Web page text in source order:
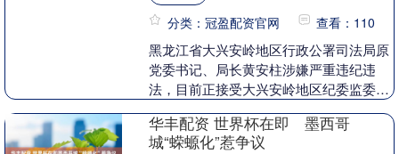
分类：冠盈配资官网 查看：110
黑龙江省大兴安岭地区行政公署司法局原
党委书记、局长黄安柱涉嫌严重违纪违
法，目前正接受大兴安岭地区纪委监委纪
华丰配资 世界杯在即 墨西哥
城“蝾螈化”惹争议